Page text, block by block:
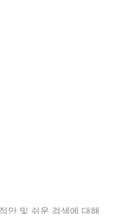
안 및 쉬운 검색에 대해